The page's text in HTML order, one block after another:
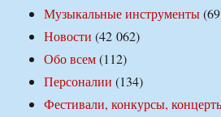
Музыкальные инструменты
Новости (42 062)
Обо всем(112)
Персоналии (134)
Фестивали, конкурсы,